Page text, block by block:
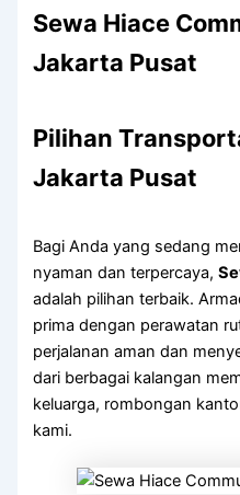
Sewa Hiace
Jakarta Pusat
Pilihan
Jakarta Pusat
Bagi Anda yang sedang
nyaman dan terpercaya,
adalah pilihan terbaik.
prima dengan perawatan
perjalanan aman dan
dari berbagai kalangan
keluarga, rombongan
kami.